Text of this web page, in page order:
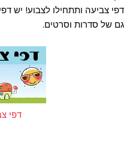
דפי צביעה ותתחילו לצבוע! יש
גם של סדרות וסרטים.
דפי